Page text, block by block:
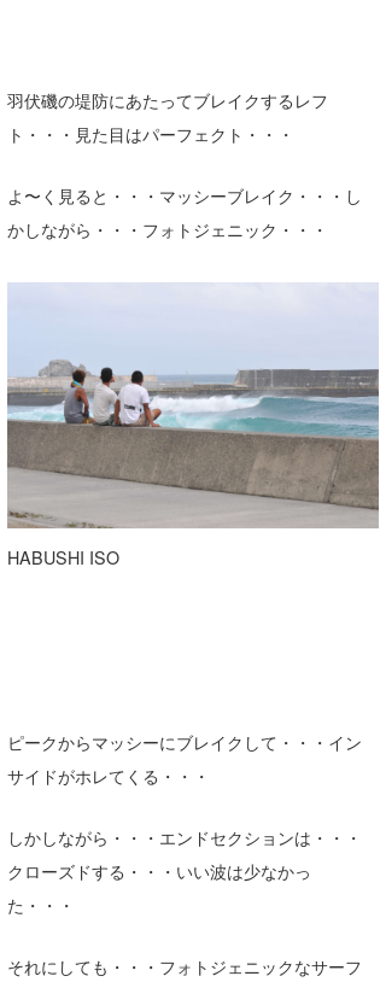
羽伏磯の堤防にあたってブレイクするレフ
ト・・・見た目はパーフェクト・・・
よ〜く見ると・・・マッシーブレイク・・・し
かしながら・・・フォトジェニック・・・
HABUSHI ISO
ピークからマッシーにブレイクして・・・イン
サイドがホレてくる・・・
しかしながら・・・エンドセクションは・・・
クローズドする・・・いい波は少なかっ
た・・・
それにしても・・・フォトジェニックなサーフ